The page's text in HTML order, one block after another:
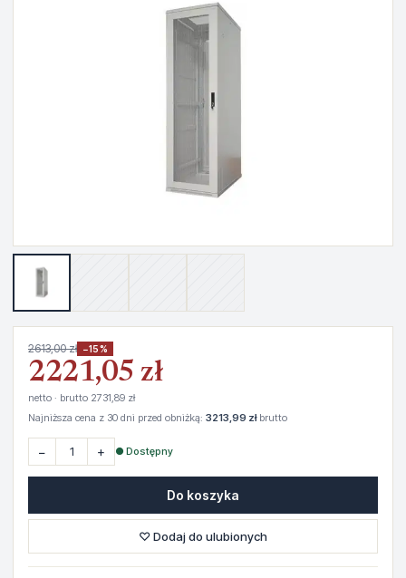
2613,00 zł −15%
2221,05 zł
netto · brutto 2731,89 zł
Najniższa cena z 30 dni przed obniżką: 3213,99 złbrutto
− + ● Dostępny
Do koszyka
♡ Dodaj do ulubionych